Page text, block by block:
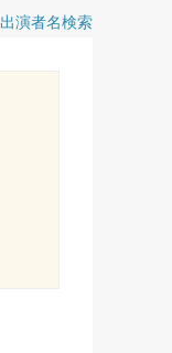
出演者名検索